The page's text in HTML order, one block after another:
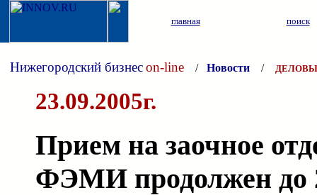
главная поиск
Нижегородский бизнесon-line / Новости /
23.09.2005г.
Прием на заочное
ФЭМИ продолжен до